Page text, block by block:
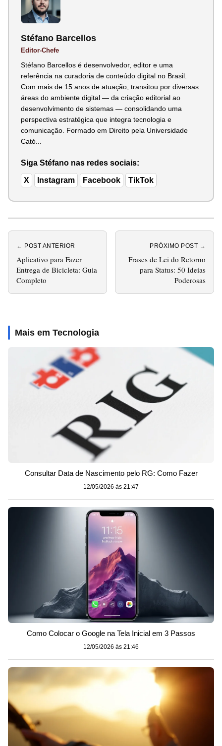
Stéfano Barcellos
Editor-Chefe
Stéfano Barcellos é desenvolvedor, editor e uma
referência na curadoria de conteúdo digital no Brasil.
Com mais de 15 anos de atuação, transitou por diversas
áreas do ambiente digital — da criação editorial ao
desenvolvimento de sistemas — consolidando uma
perspectiva estratégica que integra tecnologia e
comunicação. Formado em Direito pela Universidade
Cató...
Siga Stéfano nas redes sociais:
X Instagram Facebook TikTok
← POST ANTERIOR
Aplicativo para Fazer
Entrega de Bicicleta: Guia
Completo
PRÓXIMO POST →
Frases de Lei do Retorno
para Status: 50 Ideias
Poderosas
Mais em Tecnologia
Consultar Data de Nascimento pelo RG: Como Fazer
12/05/2026 às 21:47
Como Colocar o Google na Tela Inicial em 3 Passos
12/05/2026 às 21:46